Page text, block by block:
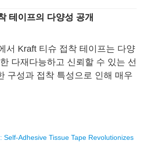
테이프의 다양성 공개
서 Kraft 티슈 접착 테이프는 다양
다재다능하고 신뢰할 수 있는 선
성과 접착 특성으로 인해 매우